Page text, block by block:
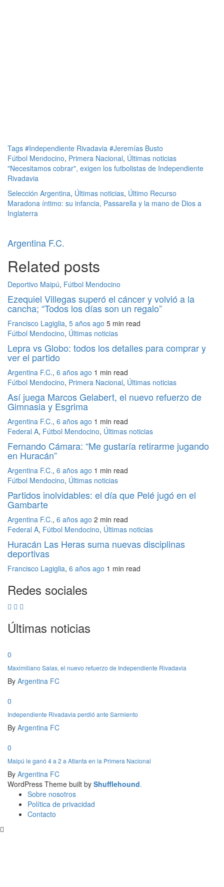
Tags #Independiente Rivadavia #Jeremías Busto
Fútbol Mendocino, Primera Nacional, Últimas noticias
"Necesitamos cobrar", exigen los futbolistas de Independiente
Rivadavia
Selección Argentina, Últimas noticias, Último Recurso
Maradona íntimo: su infancia, Passarella y la mano de Dios a
Inglaterra
Argentina F.C.
Related posts
Deportivo Maipú, Fútbol Mendocino
Ezequiel Villegas superó el cáncer y volvió a la
cancha; “Todos los días son un regalo”
Francisco Lagiglia, 5 años ago 5 min read
Fútbol Mendocino, Últimas noticias
Lepra vs Globo: todos los detalles para comprar y
ver el partido
Argentina F.C., 6 años ago 1 min read
Fútbol Mendocino, Primera Nacional, Últimas noticias
Así juega Marcos Gelabert, el nuevo refuerzo de
Gimnasia y Esgrima
Argentina F.C., 6 años ago 1 min read
Federal A, Fútbol Mendocino, Últimas noticias
Fernando Cámara: “Me gustaría retirarme jugando
en Huracán”
Argentina F.C., 6 años ago 1 min read
Fútbol Mendocino, Últimas noticias
Partidos inolvidables: el día que Pelé jugó en el
Gambarte
Argentina F.C., 6 años ago 2 min read
Federal A, Fútbol Mendocino, Últimas noticias
Huracán Las Heras suma nuevas disciplinas
deportivas
Francisco Lagiglia, 6 años ago 1 min read
Redes sociales
Últimas noticias
0
Maximiliano Salas, el nuevo refuerzo de Independiente Rivadavia
By Argentina FC
0
Independiente Rivadavia perdió ante Sarmiento
By Argentina FC
0
Maipú le ganó 4 a 2 a Atlanta en la Primera Nacional
By Argentina FC
WordPress Theme built by Shufflehound.
Sobre nosotros
Política de privacidad
Contacto